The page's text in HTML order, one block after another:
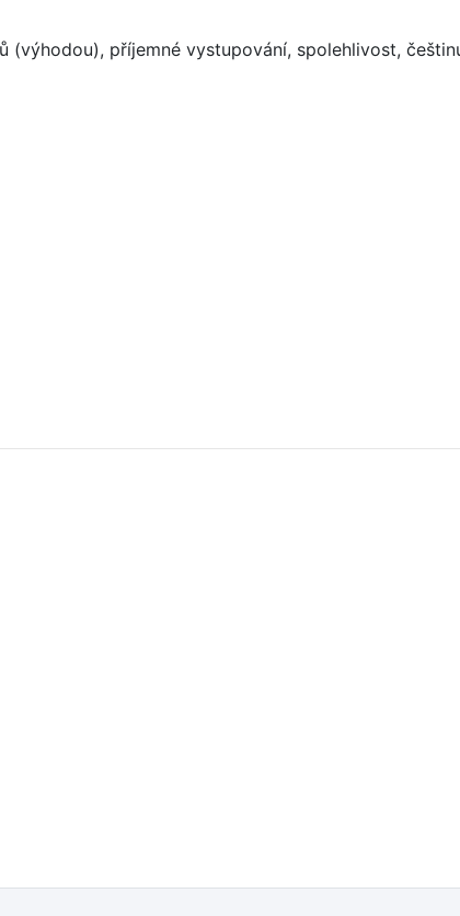
příjemné vystupování, spolehlivost,